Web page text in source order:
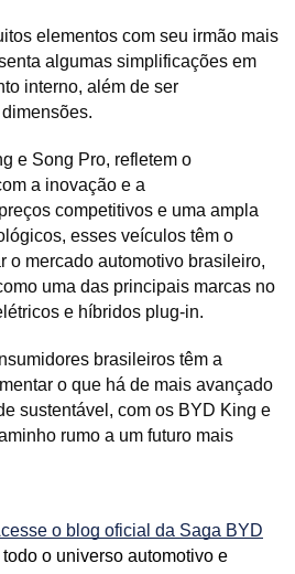
elementos com seu irmão mais
algumas simplificações em
interno, além de ser
e Song Pro, refletem o
a inovação e a
competitivos e uma ampla
esses veículos têm o
o mercado automotivo brasileiro,
uma das principais marcas no
e híbridos plug-in.
brasileiros têm a
o que há de mais avançado
sustentável, com os BYD King e
rumo a um futuro mais
o blog oficial da Saga BYD
o universo automotivo e